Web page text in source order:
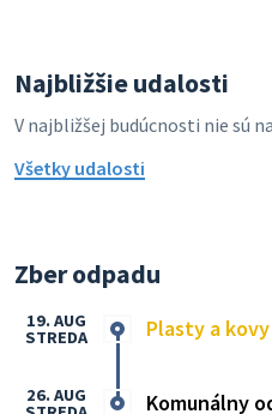
Najbližšie udalosti
V najbližšej budúcnosti nie sú
Všetky udalosti
Zber odpadu
Plasty a kovy
19. AUG
STREDA
Komunálny
26. AUG